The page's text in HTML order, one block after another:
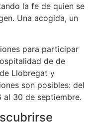
la fe de quien se
Una acogida, un
para participar
de de
Llobregat y
son posibles: del
al 30 de septiembre.